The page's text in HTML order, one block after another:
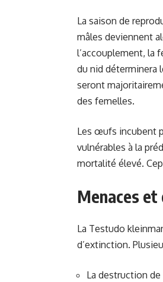
La saison de
mâles deviennent
l’accouplement, la
du nid déterminera
seront
des femelles.
Les œufs incubent
vulnérables à la
mortalité élevé.
Menaces
La Testudo
d’extinction.
La destruction de